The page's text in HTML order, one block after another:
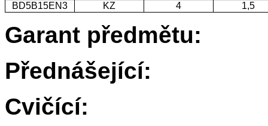
BD5B15EN3
KZ 4 1,5
Garant předmětu:
Přednášející:
Cvičící: